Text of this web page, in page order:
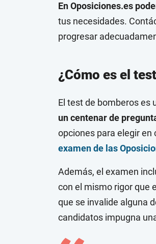
En Oposiciones.es
tus necesidades.
progresar
¿Cómo es el
El test de bomberos es
un centenar de
opciones para elegir en
examen de las
Además, el examen
con el mismo rigor que
que se invalide alguna
candidatos impugna